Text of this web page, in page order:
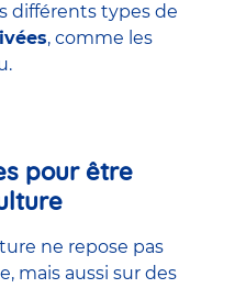
différents types de
, comme les
pour être
ne repose pas
mais aussi sur des